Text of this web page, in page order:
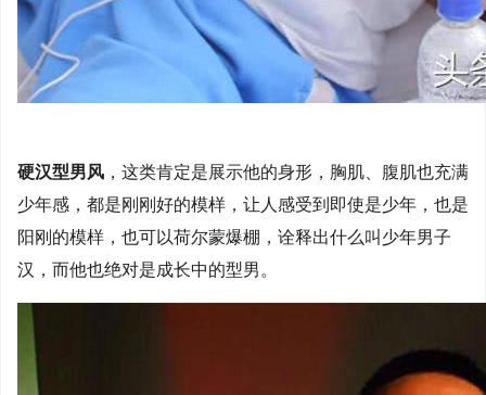
硬汉型男风 ，这类肯定是展示他的身形，胸肌、腹肌也充满
少年感，都是刚刚好的模样，让人感受到即使是少年，也是
阳刚的模样，也可以荷尔蒙爆棚，诠释出什么叫少年男子
汉，而他也绝对是成长中的型男。